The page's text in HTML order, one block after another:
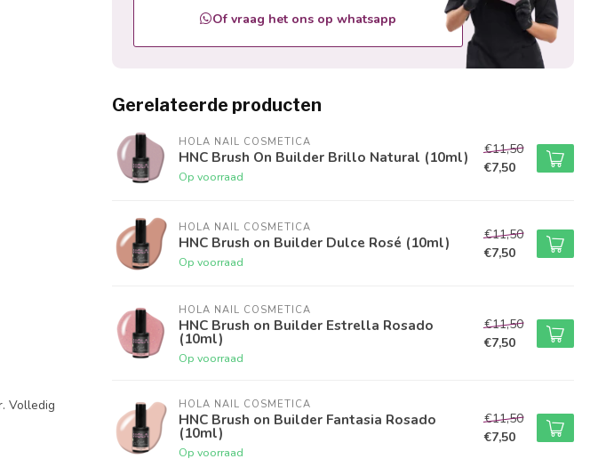
Volledig
Of vraag het ons op whatsapp
Gerelateerde producten
HOLA NAIL COSMETICA
HNC Brush On Builder Brillo Natural (10ml)
Op voorraad
€11,50
€7,50
HOLA NAIL COSMETICA
HNC Brush on Builder Dulce Rosé (10ml)
Op voorraad
€11,50
€7,50
HOLA NAIL COSMETICA
HNC Brush on Builder Estrella Rosado
(10ml)
Op voorraad
€11,50
€7,50
HOLA NAIL COSMETICA
HNC Brush on Builder Fantasia Rosado
(10ml)
Op voorraad
€11,50
€7,50